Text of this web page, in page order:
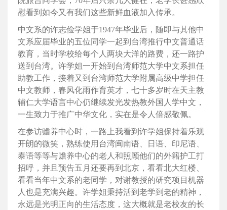
慰看到如今又有我们这些新鲜血液加入传承。
中文系的许志俭学姐于1947年毕业后，随即与其他中
文系应届毕业的五位同学一起到台湾推行中文普通话
教育，当时学校给每个人两块大洋的路费，还一路护
送到台湾。许学姐一开始到台湾师范大学中文系担任
助教工作，接着又到台湾师范大学附属高级中学担任
中文教师，春风化雨作育英才，七十多岁时在天主教
辅仁大学语言中心仍继续发光发热教外国人学中文，
一生致力于推广中华文化，实在是令人倍感敬佩。
在参访赡养中心时，一路上我看到许学姐保持着乐观
开朗的微笑，熟练使用台湾闽南语、日语、印尼语、
泰语等等与赡养中心的老人和照顾他们的外籍护工打
招呼，并且预告五月还要再到北京，看看北大红楼、
看看当年中文系的老同学，对谢教授的研究项目机器
人也是充满兴趣。许学姐秉持活到老学到老的精神，
永远是光明正向的生活态度，这大概就是老校友的长